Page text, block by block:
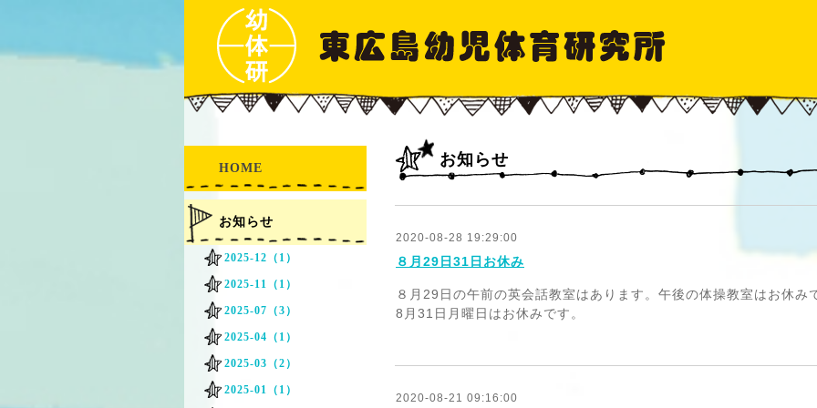
お知らせ
2020-08-28 19:29:00
８月29日31日お休み
８月29日の午前の英会話教室はあります。午後の体操教室はお休み
8月31日月曜日はお休みです。
2020-08-21 09:16:00
HOME
お知らせ
2025-12（1）
2025-11（1）
2025-07（3）
2025-04（1）
2025-03（2）
2025-01（1）